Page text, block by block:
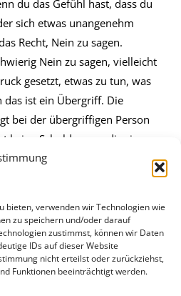
bieten, verwenden wir Technologien wie
zu speichern und/oder darauf
zustimmst, können wir Daten
IDs auf dieser Website
nicht erteilst oder zurückziehst,
Funktionen beeinträchtigt werden.
du das Gefühl hast, dass du
sich etwas unangenehm
Recht, Nein zu sagen.
Nein zu sagen, vielleicht
gesetzt, etwas zu tun, was
das ist ein Übergriff. Die
bei der übergriffigen Person
keine Schuld, wenn dir eine
oder du sexualisierte
GmbH